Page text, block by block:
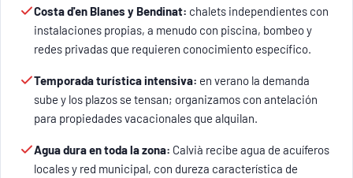
Costa d'en Blanes y Bendinat: chalets independientes con
instalaciones propias, a menudo con piscina, bombeo y
redes privadas que requieren conocimiento específico.
Temporada turística intensiva: en verano la demanda
sube y los plazos se tensan; organizamos con antelación
para propiedades vacacionales que alquilan.
Agua dura en toda la zona: Calvià recibe agua de acuíferos
locales y red municipal, con dureza característica de